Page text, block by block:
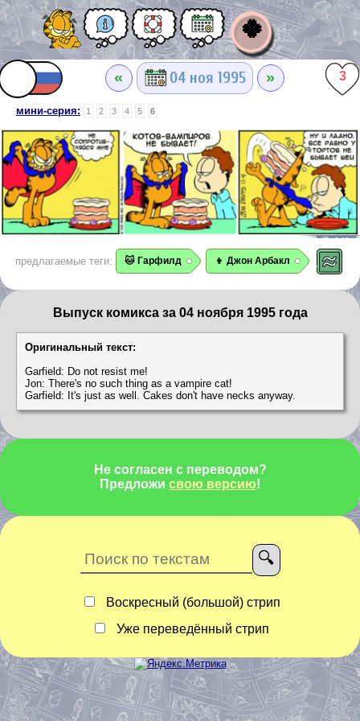
🍀
« 04 ноя 1995 » 3
мини-серия: 1 2 3 4 5 6
предлагаемые теги: 🐱 Гарфилд 👦 Джон Арбакл
Выпуск комикса за 04 ноября 1995 года
Оригинальный текст:
Garfield: Do not resist me!
Jon: There's no such thing as a vampire cat!
Garfield: It's just as well. Cakes don't have necks anyway.
Не согласен с переводом?
Предложи свою версию!
Воскресный (большой) стрип
Уже переведённый стрип